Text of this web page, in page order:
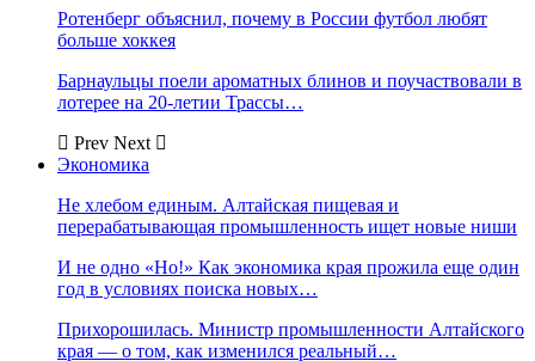
Ротенберг объяснил, почему в России футбол любят
больше хоккея
Барнаульцы поели ароматных блинов и поучаствовали в
лотерее на 20-летии Трассы…
Prev Next
Экономика
Не хлебом единым. Алтайская пищевая и
перерабатывающая промышленность ищет новые ниши
И не одно «Но!» Как экономика края прожила еще один
год в условиях поиска новых…
Прихорошилась. Министр промышленности Алтайского
края — о том, как изменился реальный…